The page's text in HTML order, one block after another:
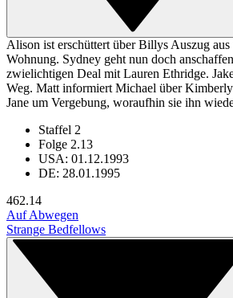
Alison ist erschüttert über Billys Auszug aus
Wohnung. Sydney geht nun doch
zwielichtigen Deal mit Lauren Ethridge.
Weg. Matt informiert Michael über
Jane um Vergebung, woraufhin sie ihn
Staffel 2
Folge 2.13
USA: 01.12.1993
DE: 28.01.1995
462.14
Auf Abwegen
Strange Bedfellows